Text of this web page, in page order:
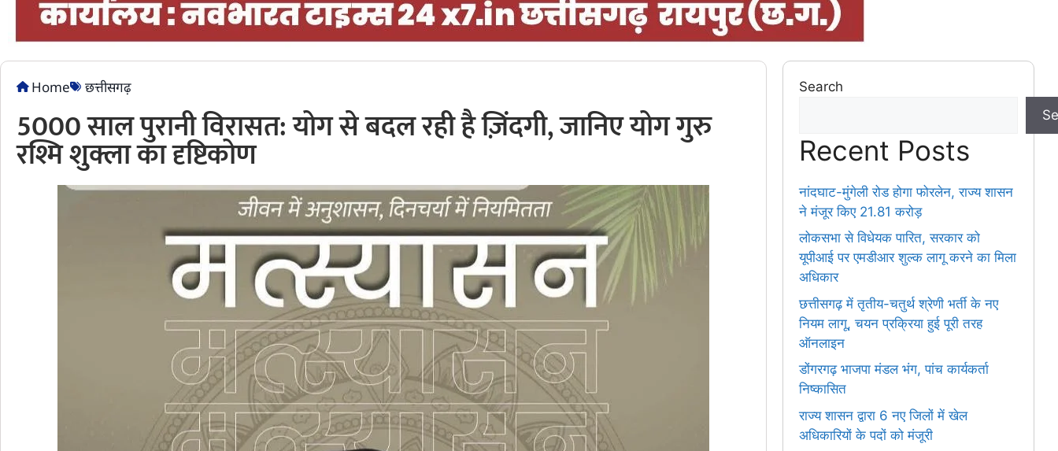
Home छत्तीसगढ़
5000 साल पुरानी विरासत: योग से बदल रही है ज़िंदगी, जानिए योग गुरु
रश्मि शुक्ला का दृष्टिकोण
Search
Recent Posts
नांदघाट-मुंगेली रोड होगा फोरलेन, राज्य शासन
ने मंजूर किए 21.81 करोड़
लोकसभा से विधेयक पारित, सरकार को
यूपीआई पर एमडीआर शुल्क लागू करने का मिला
अधिकार
छत्तीसगढ़ में तृतीय-चतुर्थ श्रेणी भर्ती के नए
नियम लागू, चयन प्रक्रिया हुई पूरी तरह
ऑनलाइन
डोंगरगढ़ भाजपा मंडल भंग, पांच कार्यकर्ता
निष्कासित
राज्य शासन द्वारा 6 नए जिलों में खेल
अधिकारियों के पदों को मंजूरी